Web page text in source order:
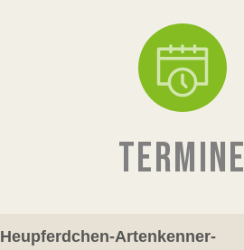
TERMINE
Heupferdchen-Artenkenner-